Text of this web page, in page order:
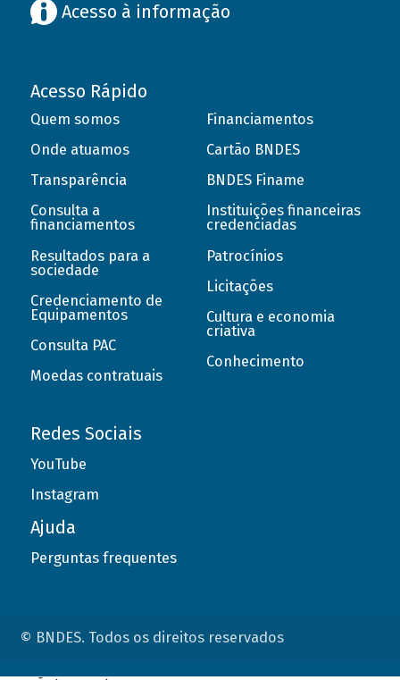
Acesso à informação
Acesso Rápido
Quem somos
Onde atuamos
Transparência
Consulta a
financiamentos
Resultados para a
sociedade
Credenciamento de
Equipamentos
Consulta PAC
Moedas contratuais
Financiamentos
Cartão BNDES
BNDES Finame
Instituições financeiras
credenciadas
Patrocínios
Licitações
Cultura e economia
criativa
Conhecimento
Redes Sociais
YouTube
Instagram
Ajuda
Perguntas frequentes
© BNDES. Todos os direitos reservados